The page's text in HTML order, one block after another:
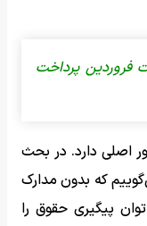
فروردین پرداخت
اصلی دارد. در بحث
که بدون مدارک
پیگیری حقوق را